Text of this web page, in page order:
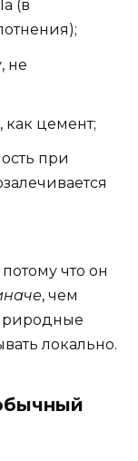
(в
не
как цемент;
при
что он
, чем
локально.